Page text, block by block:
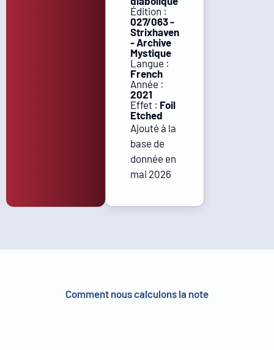
Édition :
027/063 -
Strixhaven
- Archive
Mystique
Langue :
French
Année :
2021
Effet : Foil
Etched
Ajouté à la
base de
donnée en
mai 2026
Comment nous calculons la note